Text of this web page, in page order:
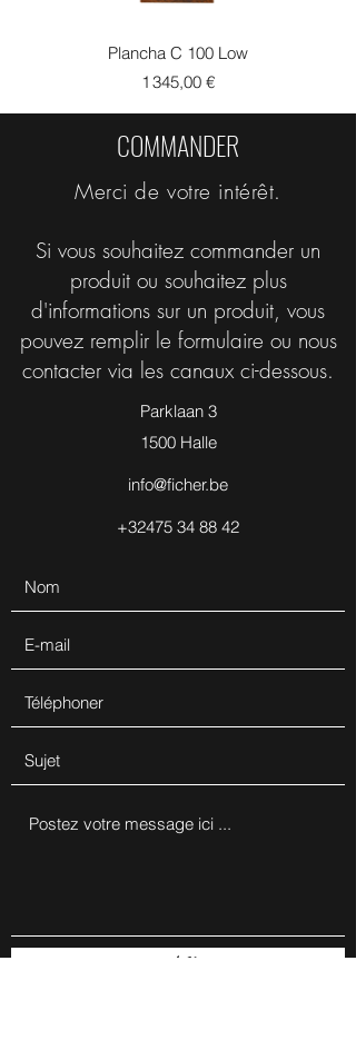
Plancha C 100 Low
Prix
1 345,00 €
COMMANDER
Merci de votre intérêt.
Si vous souhaitez commander un
produit ou souhaitez plus
d'informations sur un produit, vous
pouvez remplir le formulaire ou nous
contacter via les canaux ci-dessous.
Parklaan 3
1500 Halle
info@ficher.be
+32475 34 88 42
expédier